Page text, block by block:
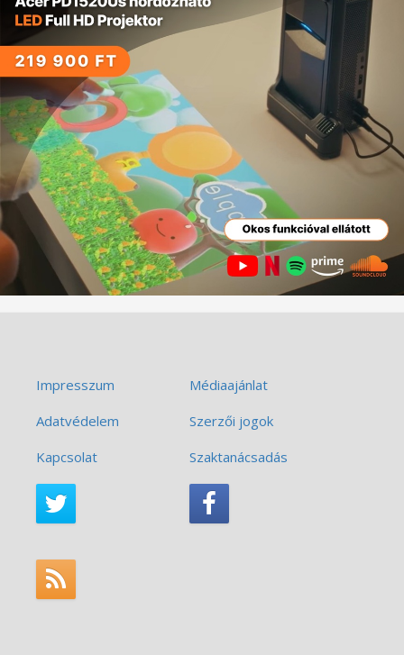
Impresszum
Médiaajánlat
Adatvédelem
Szerzői jogok
Kapcsolat
Szaktanácsadás